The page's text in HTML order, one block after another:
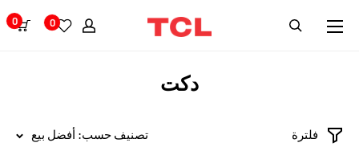
0
0
دكت
فلترة تصنيف حسب: أفضل بيع